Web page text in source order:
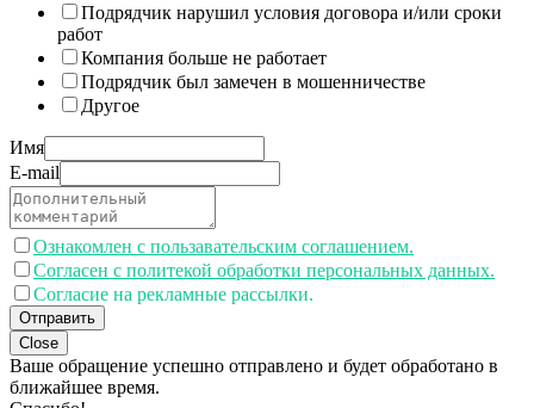
Подрядчик нарушил условия договора и/или сроки
работ
Компания больше не работает
Подрядчик был замечен в мошенничестве
Другое
Имя
E-mail
Ознакомлен с пользавательским соглашением.
Согласен с политекой обработки персональных данных.
Согласие на рекламные рассылки.
Отправить
Close
Ваше обращение успешно отправлено и будет обработано в
ближайшее время.